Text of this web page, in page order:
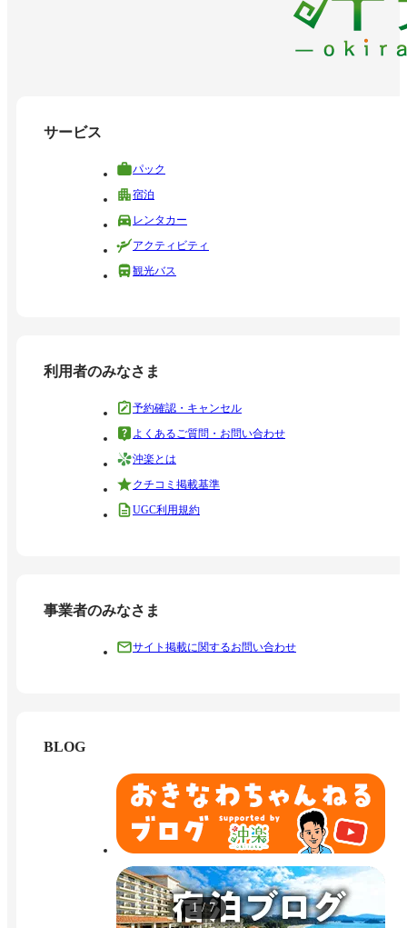
1/7
サービス
パック
宿泊
レンタカー
アクティビティ
観光バス
利用者のみなさま
予約確認・キャンセル
よくあるご質問・お問い合わせ
沖楽とは
クチコミ掲載基準
UGC利用規約
事業者のみなさま
サイト掲載に関するお問い合わせ
BLOG